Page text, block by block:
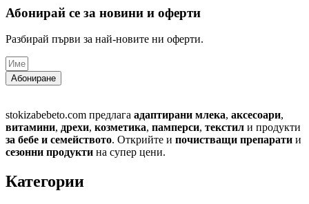
Абонирай се за новини и оферти​
Разбирай първи за най-новите ни оферти.
Абониране
stokizabebeto.com предлага адаптирани млека, аксесоари,
витамини, дрехи, козметика, памперси, текстил и продукти
за бебе и семейството. Открийте и почистващи препарати и
сезонни продукти на супер цени.
Категории